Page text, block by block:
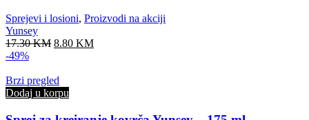
Sprejevi i losioni, Proizvodi na akciji
Yunsey
17.30KM Original
17.30 KM.
8.80 KMCurrent
-49%
Brzi pregled
Dodaj u korpu